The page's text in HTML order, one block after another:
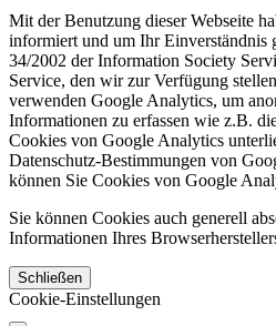
Mit der Benutzung dieser Webseite
informiert und um Ihr Einverständnis
34/2002 der Information Society
Service, den wir zur Verfügung
verwenden Google Analytics, um
Informationen zu erfassen wie z.B.
Cookies von Google Analytics
Datenschutz-Bestimmungen von
können Sie Cookies von Google
Sie können Cookies auch generell
Informationen Ihres
Schließen
Cookie-Einstellungen